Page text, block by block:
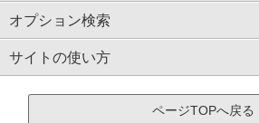
オプション検索
サイトの使い方
ページTOPへ戻る